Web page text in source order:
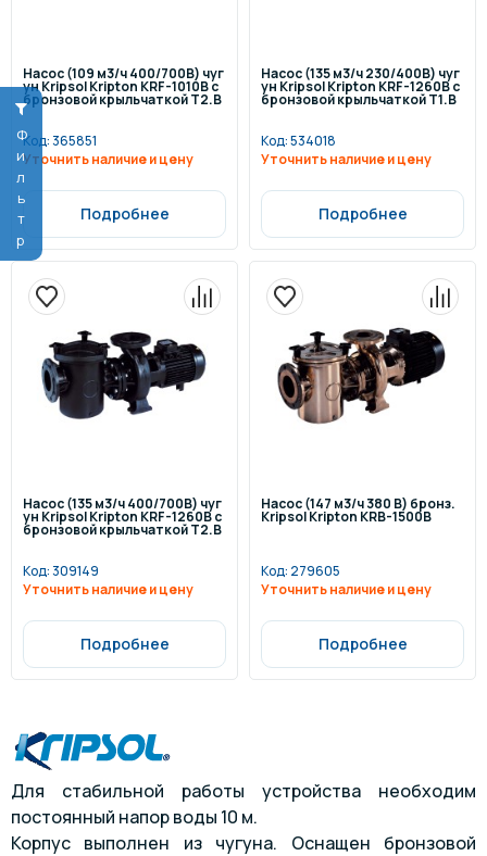
Фильтр
Насос (109 м3/ч 400/700В) чуг
ун Kripsol Kripton KRF-1010В с
бронзовой крыльчаткой Т2.В
Код:365851
Уточнить наличие и цену
Подробнее
Насос (135 м3/ч 230/400В) чуг
ун Kripsol Kripton KRF-1260В с
бронзовой крыльчаткой Т1.В
Код:534018
Уточнить наличие и цену
Подробнее
Насос (135 м3/ч 400/700В) чуг
ун Kripsol Kripton KRF-1260В с
бронзовой крыльчаткой Т2.В
Код:309149
Уточнить наличие и цену
Подробнее
Насос (147 м3/ч 380 В) бронз.
Kripsol Kripton KRB-1500В
Код: 279605
Уточнить наличие и цену
Подробнее
Для стабильной работы устройства необходим
постоянный напор воды 10 м.
Корпус выполнен из чугуна. Оснащен бронзовой